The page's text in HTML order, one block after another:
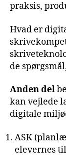
praksis,
Hvad er
de
Anden del
kan vejlede
digitale
ASK
elevernes